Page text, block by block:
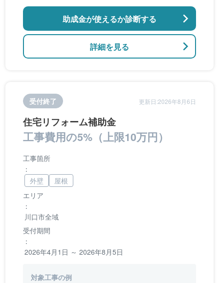
バリアフリー化工事
詳細を見る
助成金が使えるか診断する
受付終了 更新日:2026年8月6日
住宅リフォーム補助金
工事費用の5%（上限10万円）
エリア
：
川口市全域
受付期間
：
2026年4月1日 ～ 2026年8月5日
工事箇所
：
外壁
屋根
対象工事の例